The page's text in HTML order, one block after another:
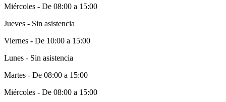
Miércoles - De 08:00 a 15:00
Jueves - Sin asistencia
Viernes - De 10:00 a 15:00
Lunes - Sin asistencia
Martes - De 08:00 a 15:00
Miércoles - De 08:00 a 15:00